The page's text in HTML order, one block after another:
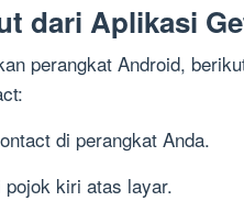
dari Aplikasi
perangkat Android,
di perangkat Anda.
kiri atas layar.